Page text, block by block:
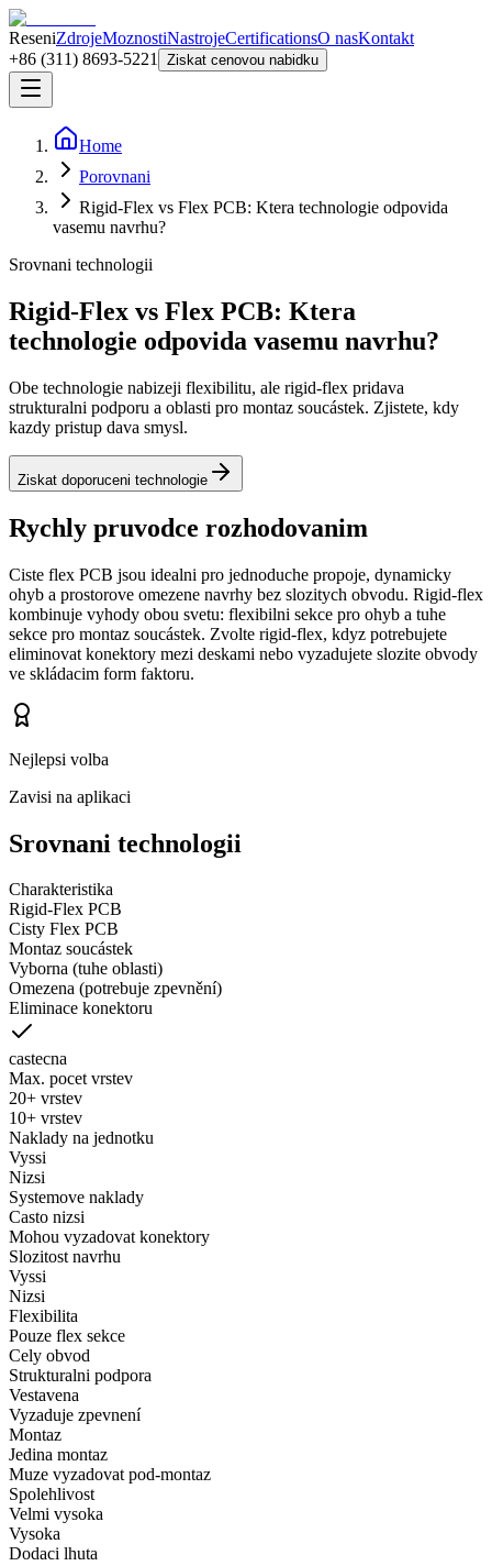
ReseniZdrojeMoznostiNastrojeCertificationsO nasKontakt
+86 (311) 8693-5221
Ziskat cenovou nabidku
Home
Porovnani
Rigid-Flex vs Flex PCB: Ktera technologie odpovida
vasemu navrhu?
Srovnani technologii
Rigid-Flex vs Flex PCB: Ktera
technologie odpovida vasemu navrhu?
Obe technologie nabizeji flexibilitu, ale rigid-flex pridava
strukturalni podporu a oblasti pro montaz soucástek. Zjistete, kdy
kazdy pristup dava smysl.
Ziskat doporuceni technologie
Rychly pruvodce rozhodovanim
Ciste flex PCB jsou idealni pro jednoduche propoje, dynamicky
ohyb a prostorove omezene navrhy bez slozitych obvodu. Rigid-flex
kombinuje vyhody obou svetu: flexibilni sekce pro ohyb a tuhe
sekce pro montaz soucástek. Zvolte rigid-flex, kdyz potrebujete
eliminovat konektory mezi deskami nebo vyzadujete slozite obvody
ve skládacim form faktoru.
Nejlepsi volba
Zavisi na aplikaci
Srovnani technologii
Charakteristika
Rigid-Flex PCB
Cisty Flex PCB
Montaz soucástek
Vyborna (tuhe oblasti)
Omezena (potrebuje zpevnění)
Eliminace konektoru
castecna
Max. pocet vrstev
20+ vrstev
10+ vrstev
Naklady na jednotku
Vyssi
Nizsi
Systemove naklady
Casto nizsi
Mohou vyzadovat konektory
Slozitost navrhu
Vyssi
Nizsi
Flexibilita
Pouze flex sekce
Cely obvod
Strukturalni podpora
Vestavena
Vyzaduje zpevnení
Montaz
Jedina montaz
Muze vyzadovat pod-montaz
Spolehlivost
Velmi vysoka
Vysoka
Dodaci lhuta